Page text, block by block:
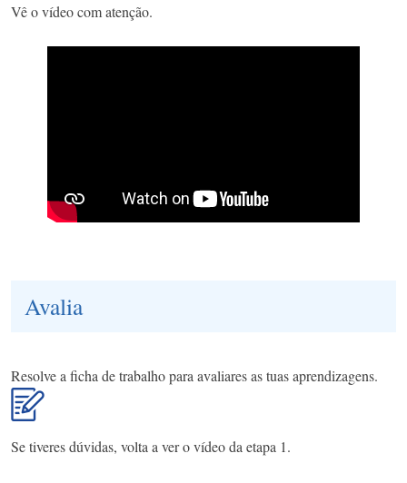
Vê o vídeo com atenção.
Avalia
Resolve a ficha de trabalho para avaliares as tuas aprendizagens.
Se tiveres dúvidas, volta a ver o vídeo da etapa 1.